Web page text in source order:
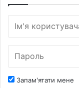
Запам'ятати мене